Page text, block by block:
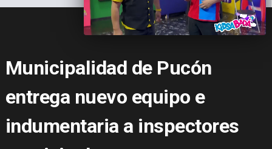
Municipalidad de Pucón
entrega nuevo equipo e
indumentaria a inspectores